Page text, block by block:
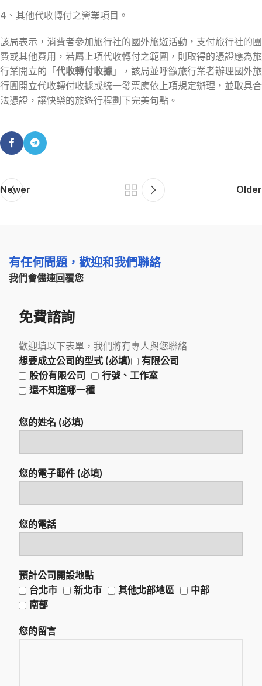
4、其他代收轉付之營業項目。
該局表示，消費者參加旅行社的國外旅遊活動，支付旅行社的團
費或其他費用，若屬上項代收轉付之範圍，則取得的憑證應為旅
行業開立的「代收轉付收據 」，該局並呼籲旅行業者辦理國外旅
行團開立代收轉付收據或統一發票應依上項規定辦理，並取具合
法憑證，讓快樂的旅遊行程劃下完美句點。
Newer Older
有任何問題，歡迎和我們聯絡
我們會儘速回覆您
免費諮詢
歡迎填以下表單，我們將有專人與您聯絡
想要成立公司的型式 (必填)
有限公司
股份有限公司
行號、工作室
還不知道哪一種
您的姓名 (必填)
您的電子郵件 (必填)
您的電話
預計公司開設地點
台北市
新北市 其他北部地區
中部
南部
您的留言